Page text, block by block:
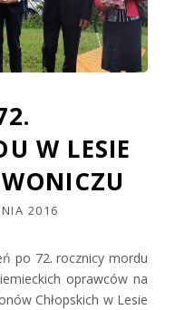
W LESIE
2016
po 72. rocznicy mordu
oprawców na
Chłopskich w Lesie